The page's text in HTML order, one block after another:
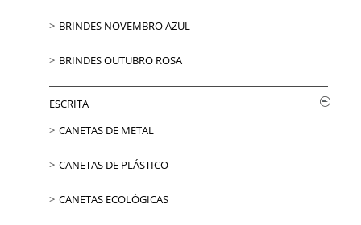
BRINDES NOVEMBRO AZUL
BRINDES OUTUBRO ROSA
ESCRITA
CANETAS DE METAL
CANETAS DE PLÁSTICO
CANETAS ECOLÓGICAS